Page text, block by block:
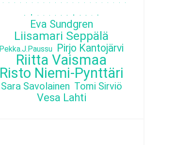
. . . . . . . .
. . . . . . . . . .
Eva Sundgren
Liisamari Seppälä
Pekka.J.Paussu Pirjo Kantojärvi
Riitta Vaismaa
Risto Niemi-Pynttäri
Sara Savolainen Tomi Sirviö
Vesa Lahti